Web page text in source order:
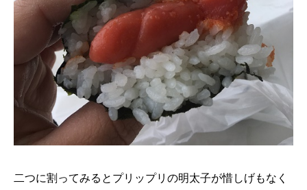
二つに割ってみるとプリップリの明太子が惜しげもなく